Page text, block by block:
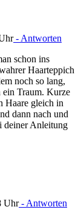
- Antworten
schon ins
Haarteppich
noch so lang,
Traum. Kurze
Haare gleich in
dann nach und
deiner Anleitung
Uhr- Antworten